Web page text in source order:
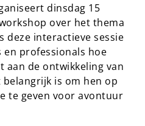
dinsdag 15
over het thema
deze interactieve sessie
professionals hoe
aan de ontwikkeling van
is om hen op
te geven voor avontuur